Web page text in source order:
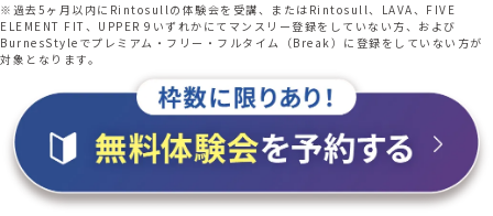
※過去5ヶ月以内にRintosullの体験会を受講、またはRintosull、LAVA、FIVE
ELEMENT FIT、UPPER 9いずれかにてマンスリー登録をしていない方、および
BurnesStyleでプレミアム・フリー・フルタイム（Break）に登録をしていない方が
対象となります。